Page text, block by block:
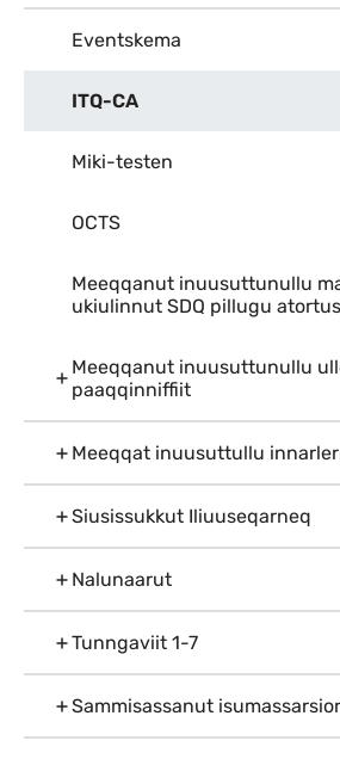
Eventskema
ITQ-CA
Miki-testen
OCTS
Meeqqanut inuusuttunullu
ukiulinnut SDQ pillugu
Meeqqanut inuusuttunullu
paaqqinniffiit
Meeqqat inuusuttullu
Siusissukkut Iliuuseqarneq
Nalunaarut
Tunngaviit 1-7
Sammisassanut